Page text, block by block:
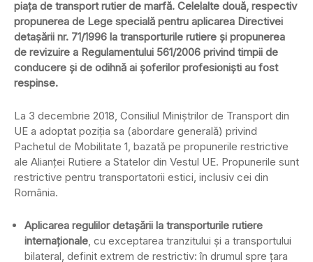
piața de transport rutier de marfă. Celelalte două, respectiv
propunerea de Lege specială pentru aplicarea Directivei
detașării nr. 71/1996 la transporturile rutiere și propunerea
de revizuire a Regulamentului 561/2006 privind timpii de
conducere și de odihnă ai șoferilor profesioniști au fost
respinse.
La 3 decembrie 2018, Consiliul Miniștrilor de Transport din
UE a adoptat poziția sa (abordare generală) privind
Pachetul de Mobilitate 1, bazată pe propunerile restrictive
ale Alianței Rutiere a Statelor din Vestul UE. Propunerile sunt
restrictive pentru transportatorii estici, inclusiv cei din
România.
Aplicarea regulilor detașării la transporturile rutiere
internaționale, cu exceptarea tranzitului și a transportului
bilateral, definit extrem de restrictiv: în drumul spre țara